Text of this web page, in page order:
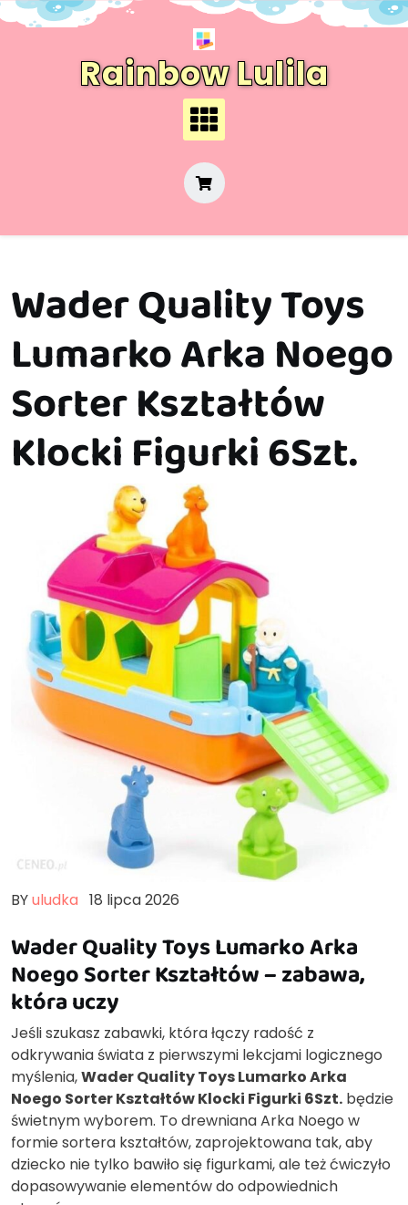
Skip
Rainbow Lulila
Wader Quality Toys
Lumarko Arka Noego
Sorter Kształtów
Klocki Figurki 6Szt.
BYuludka 18 lipca 2026
Wader Quality Toys Lumarko Arka
Noego Sorter Kształtów – zabawa,
która uczy
Jeśli szukasz zabawki, która łączy radość z
odkrywania świata z pierwszymi lekcjami logicznego
myślenia,Wader Quality Toys Lumarko Arka
Noego Sorter Kształtów Klocki Figurki 6Szt. będzie
świetnym wyborem. To drewniana Arka Noego w
formie sortera kształtów, zaprojektowana tak, aby
dziecko nie tylko bawiło się figurkami, ale też ćwiczyło
dopasowywanie elementów do odpowiednich